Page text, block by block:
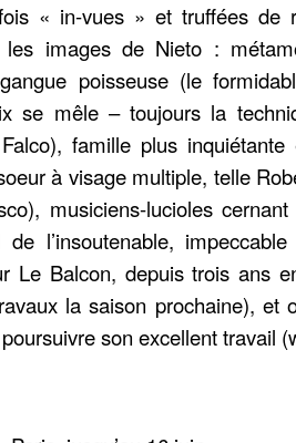
« in-vues » et truffées de
les images de Nieto :
poisseuse (le
se mêle – toujours la
famille plus
à visage multiple, telle
musiciens-lucioles
l’insoutenable,
Le Balcon, depuis trois ans
la saison prochaine), et
son excellent travail